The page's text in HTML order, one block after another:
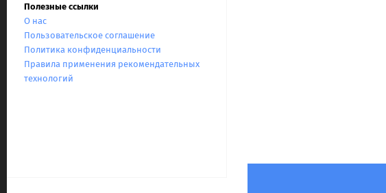
Полезные ссылки
О нас
Пользовательское соглашение
Политика конфиденциальности
Правила применения рекомендательных
технологий